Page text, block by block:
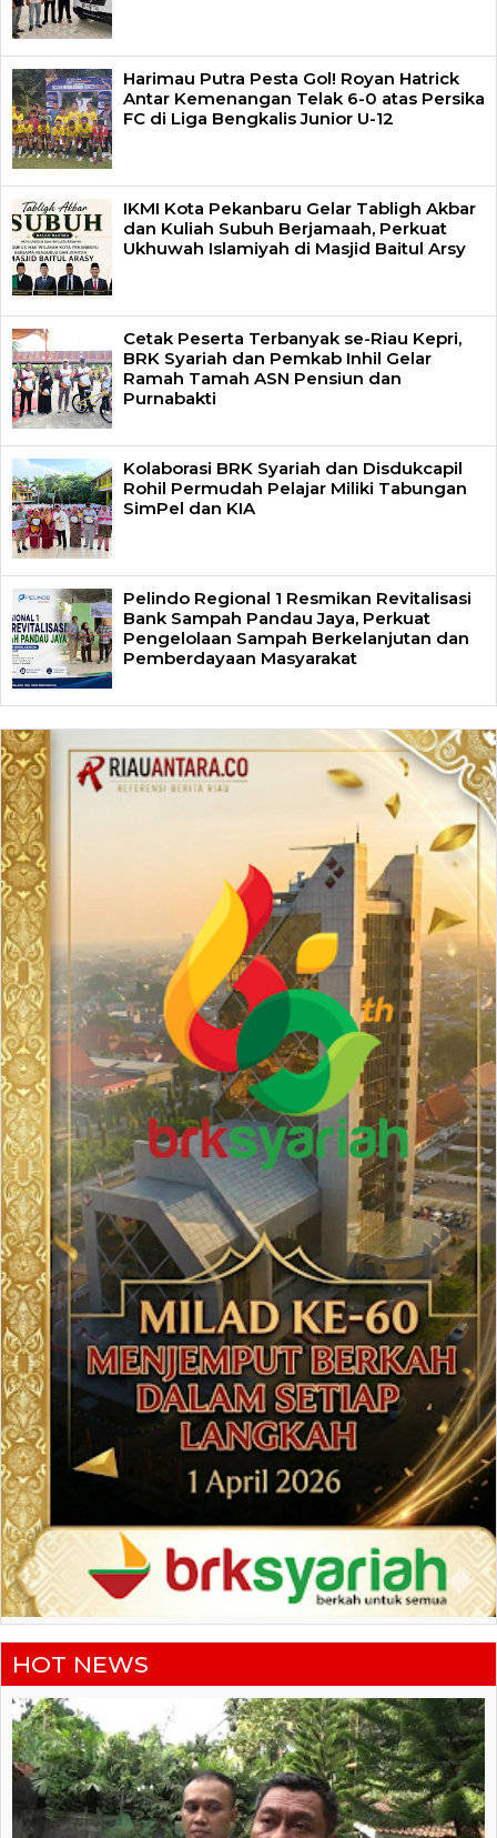
Harimau Putra Pesta Gol! Royan Hatrick
Antar Kemenangan Telak 6-0 atas Persika
FC di Liga Bengkalis Junior U-12
IKMI Kota Pekanbaru Gelar Tabligh Akbar
dan Kuliah Subuh Berjamaah, Perkuat
Ukhuwah Islamiyah di Masjid Baitul Arsy
Cetak Peserta Terbanyak se-Riau Kepri,
BRK Syariah dan Pemkab Inhil Gelar
Ramah Tamah ASN Pensiun dan
Purnabakti
Kolaborasi BRK Syariah dan Disdukcapil
Rohil Permudah Pelajar Miliki Tabungan
SimPel dan KIA
Pelindo Regional 1 Resmikan Revitalisasi
Bank Sampah Pandau Jaya, Perkuat
Pengelolaan Sampah Berkelanjutan dan
Pemberdayaan Masyarakat
HOT NEWS